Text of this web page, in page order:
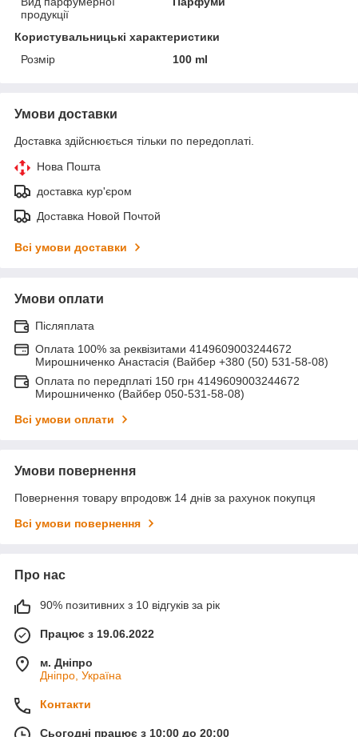
продукції
Користувальницькі характеристики
Розмір
100 ml
Умови доставки
Доставка здійснюється тільки по передоплаті.
Нова Пошта
доставка кур'єром
Доставка Новой Почтой
Всі умови доставки
Умови оплати
Післяплата
Оплата 100% за реквізитами 4149609003244672
Мирошниченко Анастасія (Вайбер +380 (50) 531-58-08)
Оплата по передплаті 150 грн 4149609003244672
Мирошниченко (Вайбер 050-531-58-08)
Всі умови оплати
Умови повернення
Повернення товару впродовж 14 днів за рахунок покупця
Всі умови повернення
Про нас
90% позитивних з 10 відгуків за рік
Працює з 19.06.2022
м. Дніпро
Дніпро, Україна
Контакти
Сьогодні працює з 10:00 до 20:00